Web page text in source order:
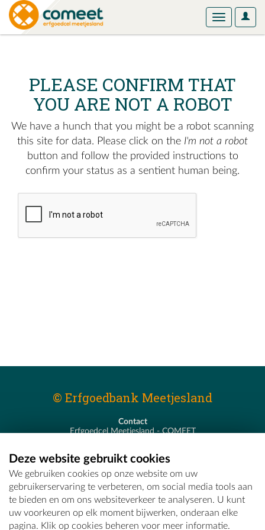
User
Toggle
PLEASE CONFIRM THAT
YOU ARE NOT A ROBOT
We have a hunch that you might be a robot scanning
this site for data. Please click on the I'm not a robot
button and follow the provided instructions to
confirm your status as a sentient human being.
© Erfgoedbank Meetjesland
Contact
Erfgoedcel Meetjesland - COMEET
T - 09 373 75 96
E -erfgoedcel@comeet.be
Deze website gebruikt cookies
We gebruiken cookies op onze website om uw
gebruikerservaring te verbeteren, om social media tools aan
te bieden en om ons websiteverkeer te analyseren. U kunt
uw voorkeuren op elk moment bijwerken, onderaan elke
pagina. Klik op cookies beheren voor meer informatie.